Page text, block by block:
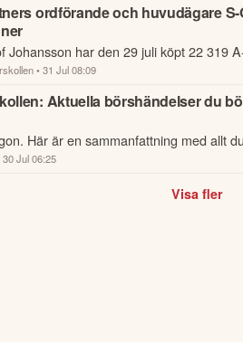
för kvartalet minskade
främst pga lägre hyresintäkter som
värdeförändringar i
poster uppgick för kvartalet till –217,8
resultat före skatt uppgick till –45,8
ordförande och huvudägare
Johansson har den 29 juli köpt 22 319
där han är styrelseordförande och
• 31 Jul 08:09
Aktuella börshändelser du
Här är en sammanfattning med allt
och kommande dagens
30 Jul 06:25
Visa fler